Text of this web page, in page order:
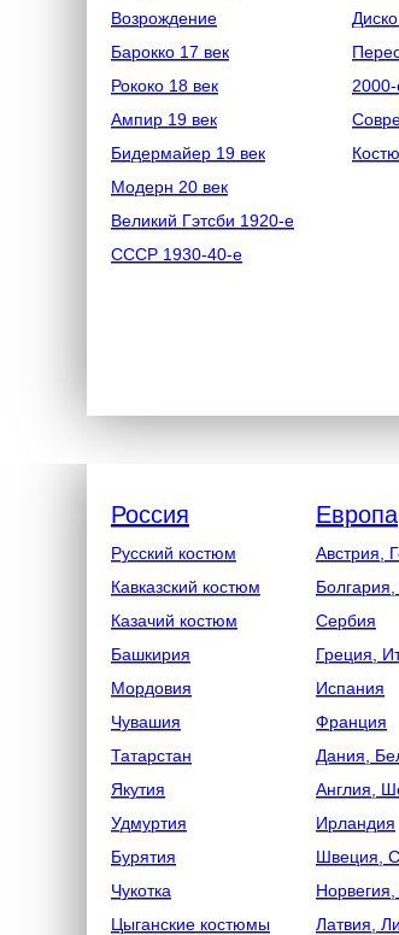
Возрождение
Барокко 17 век
Рококо 18 век
Ампир 19 век
Бидермайер 19 век
Модерн 20 век
Великий Гэтсби 1920-е
СССР 1930-40-е
Австрия,
Болгария,
Сербия
Греция,
Испания
Франция
Дания,
Англия,
Ирландия
Швеция,
Латвия,
Европа
Русский костюм
Кавказский костюм
Казачий костюм
Башкирия
Мордовия
Чувашия
Татарстан
Якутия
Удмуртия
Бурятия
Чукотка
Цыганские костюмы
Россия